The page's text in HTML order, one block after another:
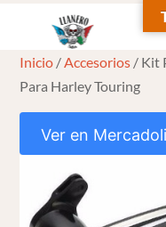
content
Inicio /Accesorios / Kit
Para Harley Touring
Ver en